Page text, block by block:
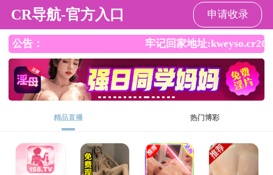
海角社区
EN
师资队伍
科学技术哲学